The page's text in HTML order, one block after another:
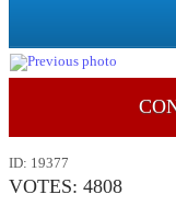
ID: 19377
VOTES: 4808